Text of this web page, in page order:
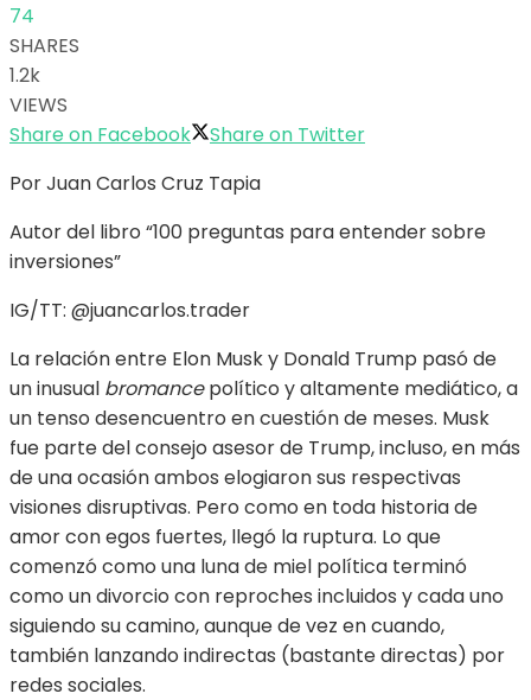
74
SHARES
1.2k
VIEWS
Share on Facebook
Share on Twitter
Por Juan Carlos Cruz Tapia
Autor del libro “100 preguntas para entender sobre
inversiones”
IG/TT: @juancarlos.trader
La relación entre Elon Musk y Donald Trump pasó de
un inusual bromancepolítico y altamente mediático, a
un tenso desencuentro en cuestión de meses. Musk
fue parte del consejo asesor de Trump, incluso, en más
de una ocasión ambos elogiaron sus respectivas
visiones disruptivas. Pero como en toda historia de
amor con egos fuertes, llegó la ruptura. Lo que
comenzó como una luna de miel política terminó
como un divorcio con reproches incluidos y cada uno
siguiendo su camino, aunque de vez en cuando,
también lanzando indirectas (bastante directas) por
redes sociales.